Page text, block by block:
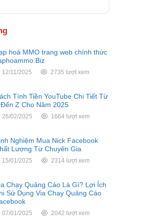
hoá MMO trang web chính thức
12/11/2025 2735 lượt xem
Tính Tiền YouTube Chi Tiết Từ
Đến Z Cho Năm 2025
26/02/2025 1664 lượt xem
Nghiệm Mua Nick Facebook
Lượng Từ Chuyên Gia
15/01/2025 2314 lượt xem
Chạy Quảng Cáo Là Gì? Lợi Ích
Sử Dụng Via Chạy Quảng Cáo
07/01/2025 2042 lượt xem